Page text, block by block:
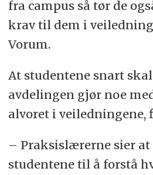
fra campus så tør de
krav til dem i
Vorum.
At studentene snart
avdelingen gjør noe
alvoret i veiledningene,
– Praksislærerne sier at
studentene til å forstå